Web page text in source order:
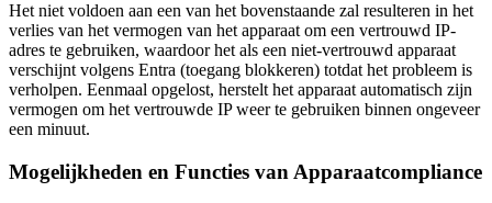
Het niet voldoen aan een van het bovenstaande zal resulteren in het
verlies van het vermogen van het apparaat om een vertrouwd IP-
adres te gebruiken, waardoor het als een niet-vertrouwd apparaat
verschijnt volgens Entra (toegang blokkeren) totdat het probleem is
verholpen. Eenmaal opgelost, herstelt het apparaat automatisch zijn
vermogen om het vertrouwde IP weer te gebruiken binnen ongeveer
een minuut.
Mogelijkheden en Functies van Apparaatcompliance